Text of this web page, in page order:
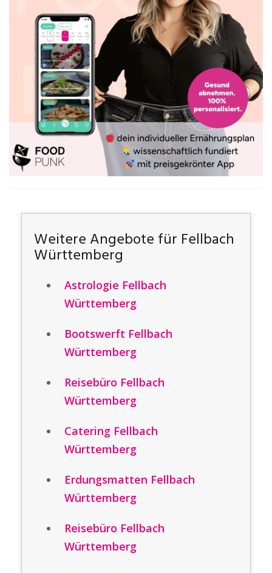
Weitere Angebote für Fellbach
Württemberg
Astrologie Fellbach
Württemberg
Bootswerft Fellbach
Württemberg
Reisebüro Fellbach
Württemberg
Catering Fellbach
Württemberg
Erdungsmatten Fellbach
Württemberg
Reisebüro Fellbach
Württemberg